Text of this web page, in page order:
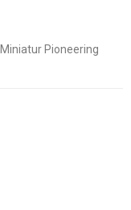
Pioneering